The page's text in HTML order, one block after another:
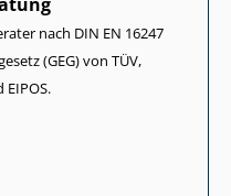
nach DIN EN 16247
(GEG) von TÜV,
EIPOS.